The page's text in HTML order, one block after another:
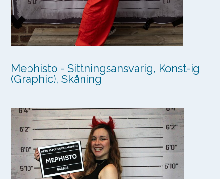
Mephisto - Sittningsansvarig, Konst-ig
(Graphic), Skåning